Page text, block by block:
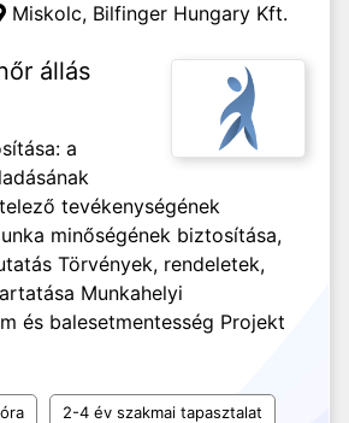
Miskolc, Bilfinger Hungary Kft.
állás
a
tevékenységének
minőségének biztosítása,
Törvények, rendeletek,
Munkahelyi
és balesetmentesség Projekt
2-4 év szakmai tapasztalat